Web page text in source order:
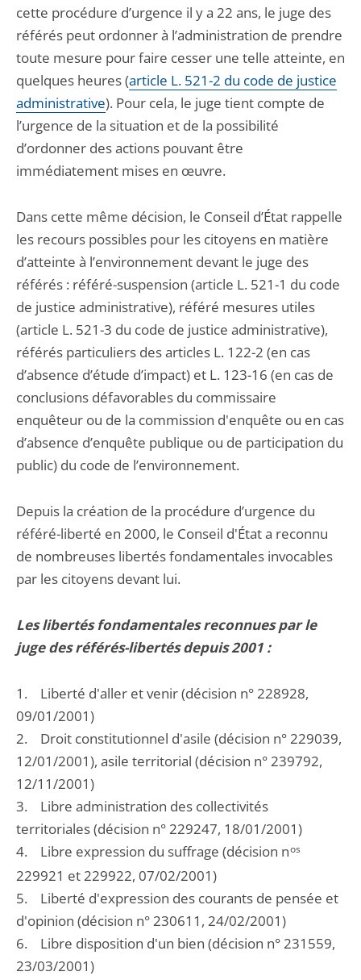
cette procédure d’urgence il y a 22 ans, le juge des
référés peut ordonner à l’administration de prendre
toute mesure pour faire cesser une telle atteinte, en
quelques heures (article L. 521-2 du code de justice
administrative). Pour cela, le juge tient compte de
l’urgence de la situation et de la possibilité
d’ordonner des actions pouvant être
immédiatement mises en œuvre.
Dans cette même décision, le Conseil d’État rappelle
les recours possibles pour les citoyens en matière
d’atteinte à l’environnement devant le juge des
référés : référé-suspension (article L. 521-1 du code
de justice administrative), référé mesures utiles
(article L. 521-3 du code de justice administrative),
référés particuliers des articles L. 122-2 (en cas
d’absence d’étude d’impact) et L. 123-16 (en cas de
conclusions défavorables du commissaire
enquêteur ou de la commission d'enquête ou en cas
d’absence d’enquête publique ou de participation du
public) du code de l’environnement.
Depuis la création de la procédure d’urgence du
référé-liberté en 2000, le Conseil d'État a reconnu
de nombreuses libertés fondamentales invocables
par les citoyens devant lui.
Les libertés fondamentales reconnues par le
juge des référés-libertés depuis 2001 :
1. Liberté d'aller et venir (décision n° 228928,
09/01/2001)
2. Droit constitutionnel d'asile (décision n° 229039,
12/01/2001), asile territorial (décision n° 239792,
12/11/2001)
3. Libre administration des collectivités
territoriales (décision n° 229247, 18/01/2001)
4. Libre expression du suffrage (décision nos
229921 et 229922, 07/02/2001)
5. Liberté d'expression des courants de pensée et
d'opinion (décision n° 230611, 24/02/2001)
6. Libre disposition d'un bien (décision n° 231559,
23/03/2001)